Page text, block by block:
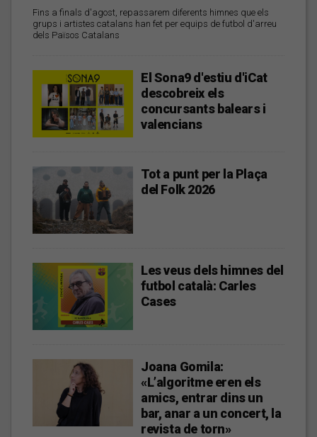
Fins a finals d'agost, repassarem diferents himnes que els
grups i artistes catalans han fet per equips de futbol d'arreu
dels Països Catalans
El Sona9 d'estiu d'iCat
descobreix els
concursants balears i
valencians
Tot a punt per la Plaça
del Folk 2026
Les veus dels himnes del
futbol català: Carles
Cases
Joana Gomila:
«L’algoritme eren els
amics, entrar dins un
bar, anar a un concert, la
revista de torn»